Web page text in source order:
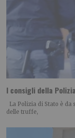
I consigli della
La Polizia di Stato è
delle truffe,